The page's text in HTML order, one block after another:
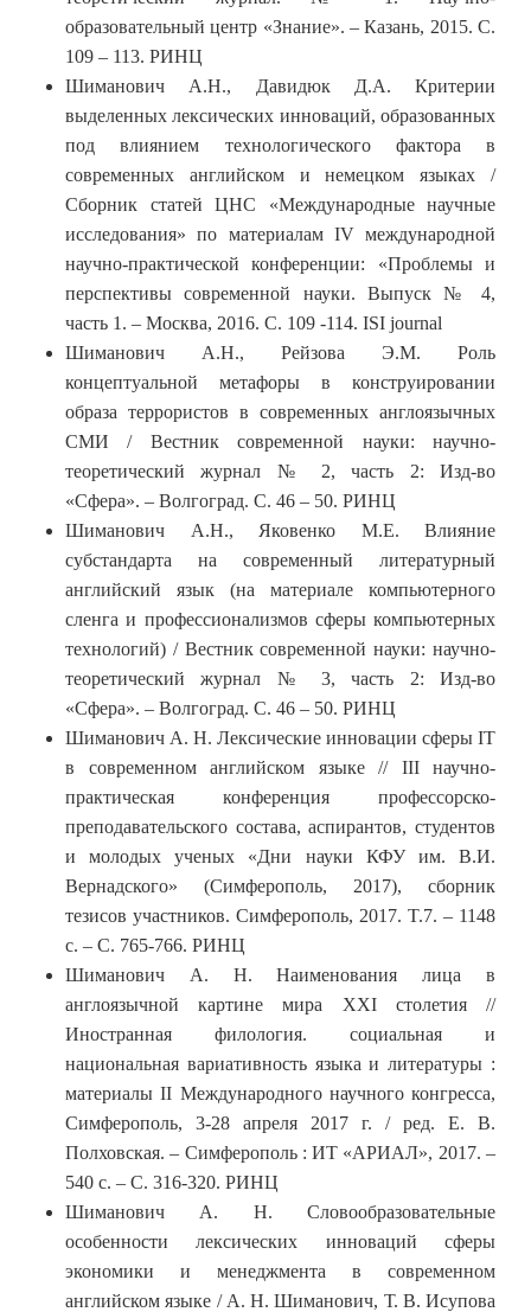
образовательный центр «Знание». – Казань, 2015. С.
109 – 113. РИНЦ
Шиманович А.Н., Давидюк Д.А. Критерии
выделенных лексических инноваций, образованных
под влиянием технологического фактора в
современных английском и немецком языках /
Сборник статей ЦНС «Международные научные
исследования» по материалам IV международной
научно-практической конференции: «Проблемы и
перспективы современной науки. Выпуск № 4,
часть 1. – Москва, 2016. С. 109 -114. ISI journal
Шиманович А.Н., Рейзова Э.М. Роль
концептуальной метафоры в конструировании
образа террористов в современных англоязычных
СМИ / Вестник современной науки: научно-
теоретический журнал № 2, часть 2: Изд-во
«Сфера». – Волгоград. С. 46 – 50. РИНЦ
Шиманович А.Н., Яковенко М.Е. Влияние
субстандарта на современный литературный
английский язык (на материале компьютерного
сленга и профессионализмов сферы компьютерных
технологий) / Вестник современной науки: научно-
теоретический журнал № 3, часть 2: Изд-во
«Сфера». – Волгоград. С. 46 – 50. РИНЦ
Шиманович А. Н. Лексические инновации сферы IT
в современном английском языке // III научно-
практическая конференция профессорско-
преподавательского состава, аспирантов, студентов
и молодых ученых «Дни науки КФУ им. В.И.
Вернадского» (Симферополь, 2017), сборник
тезисов участников. Симферополь, 2017. T.7. – 1148
с. – С. 765-766. РИНЦ
Шиманович А. Н. Наименования лица в
англоязычной картине мира XXI столетия //
Иностранная филология. социальная и
национальная вариативность языка и литературы :
материалы II Международного научного конгресса,
Симферополь, 3-28 апреля 2017 г. / ред. Е. В.
Полховская. – Симферополь : ИТ «АРИАЛ», 2017. –
540 с. – С. 316-320. РИНЦ
Шиманович А. Н. Словообразовательные
особенности лексических инноваций сферы
экономики и менеджмента в современном
английском языке / А. Н. Шиманович, Т. В. Исупова